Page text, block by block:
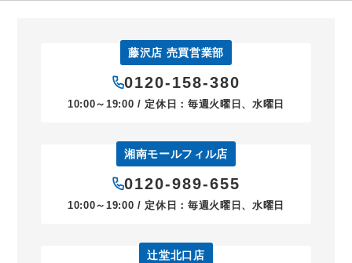
藤沢店 売買営業部
0120-158-380
10:00～19:00 / 定休日：毎週火曜日、水曜日
湘南モールフィル店
0120-989-655
10:00～19:00 / 定休日：毎週火曜日、水曜日
辻堂北口店